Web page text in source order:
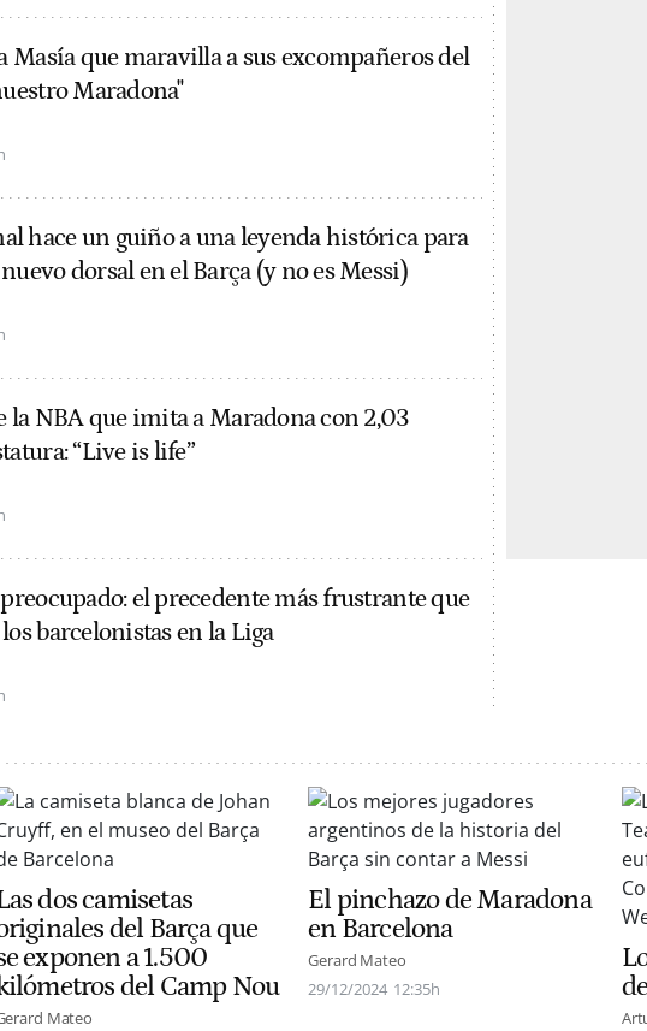
Masía que maravilla a sus excompañeros del
Maradona"
hace un guiño a una leyenda histórica para
dorsal en el Barça (y no es Messi)
la NBA que imita a Maradona con 2,03
“Live is life”
el precedente más frustrante que
barcelonistas en la Liga
dos camisetas
del Barça que
exponen a 1.500
del Camp Nou
Mateo
El pinchazo de Maradona
en Barcelona
Gerard Mateo
29/12/2024 12:35h